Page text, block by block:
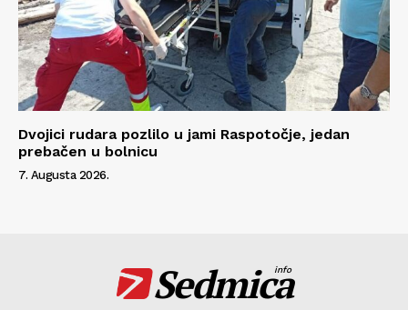
Dvojici rudara pozlilo u jami Raspotočje, jedan
prebačen u bolnicu
7. Augusta 2026.
Sedmica
info